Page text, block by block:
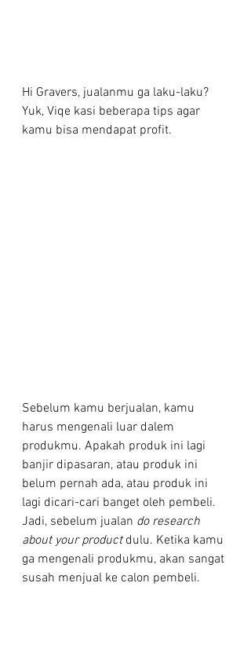
Hi Gravers, jualanmu ga laku-laku?
Yuk, Viqe kasi beberapa tips agar
kamu bisa mendapat profit.
Sebelum kamu berjualan, kamu
harus mengenali luar dalem
produkmu. Apakah produk ini lagi
banjir dipasaran, atau produk ini
belum pernah ada, atau produk ini
lagi dicari-cari banget oleh pembeli.
Jadi, sebelum jualan do research
about your product dulu. Ketika kamu
ga mengenali produkmu, akan sangat
susah menjual ke calon pembeli.